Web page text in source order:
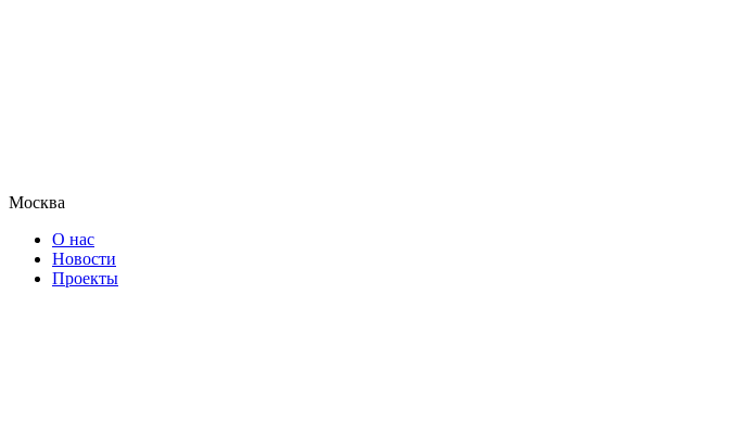
Москва
О нас
Новости
Проекты